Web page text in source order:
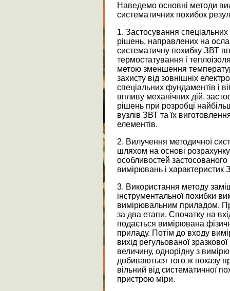
Наведемо основні методи
систематичних похибок
1. Застосування спеціальних
рішень, направлених на
систематичну похибку ЗВТ
термостатування і
метою зменшення
захисту від зовнішніх
спеціальних фундаментів і
впливу механічних дій,
рішень при розробці
вузлів ЗВТ та їх
елементів.
2. Вилучення методичної
шляхом на основі
особливостей
вимірювань і характеристик
3. Використання методу
інструментальної похибки
вимірювальним приладом.
за два етапи. Спочатку на
подається вимірювана
приладу. Потім до входу
вихід регульованої
величину, однорідну з
добиваються того ж показу
вільний від систематичної
пристрою міри.